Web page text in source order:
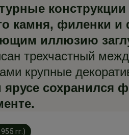
камня, филенки
иллюзию
трехчастный
крупные
сохранился
гг.)